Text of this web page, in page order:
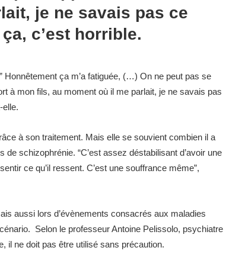
je ne savais pas ce
c’est horrible.
Honnêtement ça m’a fatiguée, (…) On ne peut pas se
à mon fils, au moment où il me parlait, je ne savais pas
elle.
à son traitement. Mais elle se souvient combien il a
schizophrénie. “C’est assez déstabilisant d’avoir une
ce qu’il ressent. C’est une souffrance même”,
aussi lors d’évènements consacrés aux maladies
Selon le professeur Antoine Pelissolo, psychiatre
il ne doit pas être utilisé sans précaution.